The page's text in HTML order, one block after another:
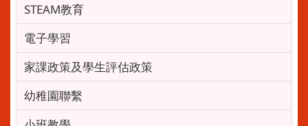
STEAM教育
電子學習
家課政策及學生評估政策
幼稚園聯繫